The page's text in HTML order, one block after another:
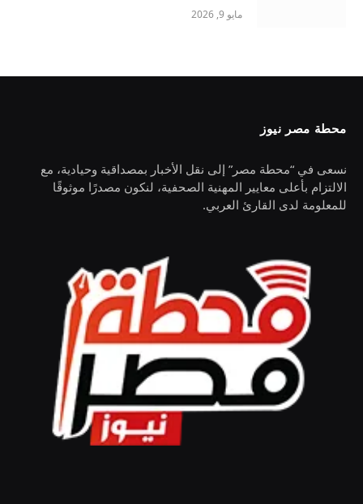
مايو 9, 2026
محطة مصر نيوز
نسعى في “محطة مصر” إلى نقل الأخبار بمصداقية وحيادية، مع
الالتزام بأعلى معايير المهنية الصحفية، لنكون مصدرًا موثوقًا
للمعلومة لدى القارئ العربي.